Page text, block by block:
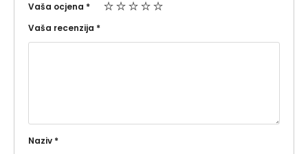
Vaša ocjena *
Vaša recenzija *
Naziv *